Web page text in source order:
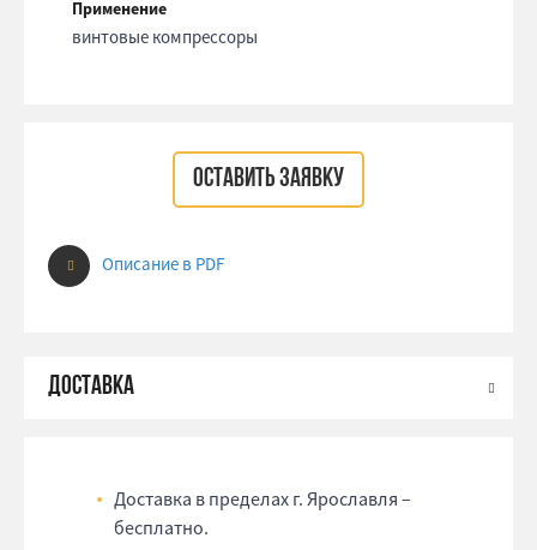
Применение
винтовые компрессоры
ОСТАВИТЬ ЗАЯВКУ
Описание в PDF
Доставка в пределах г. Ярославля –
бесплатно.